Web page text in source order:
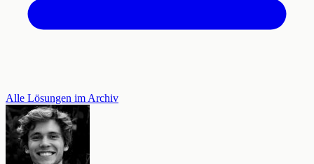
Alle Lösungen im Archiv